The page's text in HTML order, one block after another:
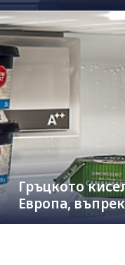
Гръцкото
Европа,